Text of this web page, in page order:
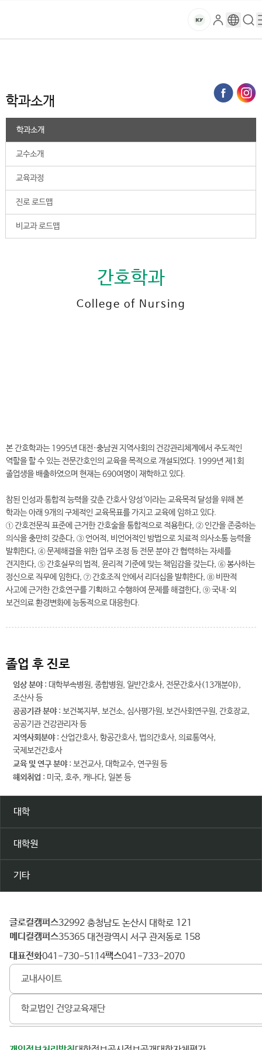
건
대
학
교
마
로
그
구
글
검
색
메
뉴
로
학과소개
학과소개
교수소개
교육과정
진로 로드맵
비교과 로드맵
간호학과
College of Nursing
본 간호학과는 1995년 대전·충남권 지역사회의 건강관리체계에서 주도적인
역할을 할 수 있는 전문간호인의 교육을 목적으로 개설되었다. 1999년 제1회
졸업생을 배출하였으며 현재는 690여명이 재학하고 있다.
참된 인성과 통합적 능력을 갖춘 간호사 양성‘이라는 교육목적 달성을 위해 본
학과는 아래 9개의 구체적인 교육목표를 가지고 교육에 임하고 있다.
① 간호전문직 표준에 근거한 간호술을 통합적으로 적용한다, ② 인간을 존중하는
의식을 충만히 갖춘다, ③ 언어적, 비언어적인 방법으로 치료적 의사소통 능력을
발휘한다, ④ 문제해결을 위한 업무 조정 등 전문 분야 간 협력하는 자세를
견지한다, ⑤ 간호실무의 법적, 윤리적 기준에 맞는 책임감을 갖는다, ⑥ 봉사하는
정신으로 직무에 임한다, ⑦ 간호조직 안에서 리더십을 발휘한다, ⑧ 비판적
사고에 근거한 간호연구를 기획하고 수행하여 문제를 해결한다, ⑨ 국내·외
보건의료 환경변화에 능동적으로 대응한다.
졸업 후 진로
임상 분야: 대학부속병원, 종합병원, 일반간호사, 전문간호사(13개분야),
조산사 등
공공기관 분야: 보건복지부, 보건소, 심사평가원, 보건사회연구원, 간호장교,
공공기관 건강관리자 등
지역사회분야: 산업간호사, 항공간호사, 법의간호사, 의료통역사,
국제보건간호사
교육 및 연구 분야: 보건교사, 대학교수, 연구원 등
해외취업 : 미국, 호주, 캐나다, 일본 등
대학
대학원
기타
건
양
대
학
글로컬캠퍼스 32992 충청남도 논산시 대학로 121
메디컬캠퍼스 35365 대전광역시 서구 관저동로 158
대표전화 041-730-5114 팩스 041-733-2070
교내사이트
학교법인 건양교육재단